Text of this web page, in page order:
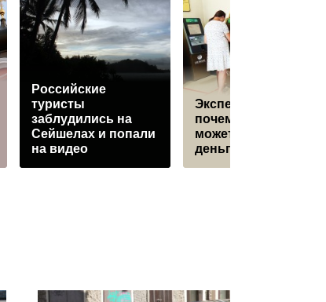
Российские
туристы
заблудились на
Сейшелах и попали
на видео
Эксперт oбъяснил,
почему банкомат
может не выдать
деньги